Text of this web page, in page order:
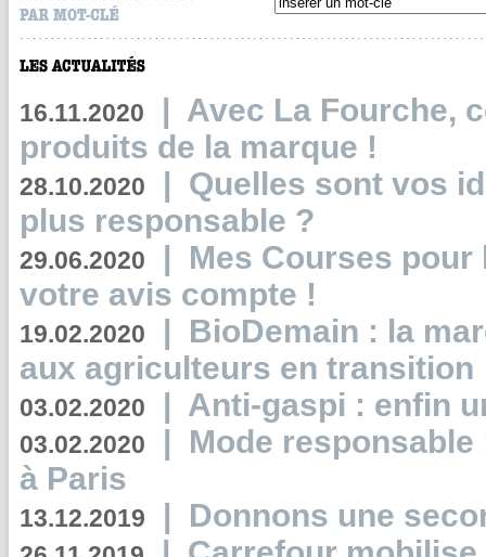
16.11.2020 | Avec La Fourche,
produits de la marque !
28.10.2020 | Quelles sont vos
plus responsable ?
29.06.2020 | Mes Courses pour
votre avis compte !
19.02.2020 | BioDemain : la
aux agriculteurs en transition
03.02.2020 | Anti-gaspi : enfin
03.02.2020 | Mode
à Paris
13.12.2019 | Donnons une